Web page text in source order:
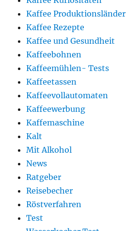
Kaffee Produktionsländer
Kaffee Rezepte
Kaffee und Gesundheit
Kaffeebohnen
Kaffeemühlen- Tests
Kaffeetassen
Kaffeevollautomaten
Kaffeewerbung
Kaffemaschine
Kalt
Mit Alkohol
News
Ratgeber
Reisebecher
Röstverfahren
Test